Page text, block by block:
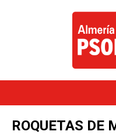
ROQUETAS DE